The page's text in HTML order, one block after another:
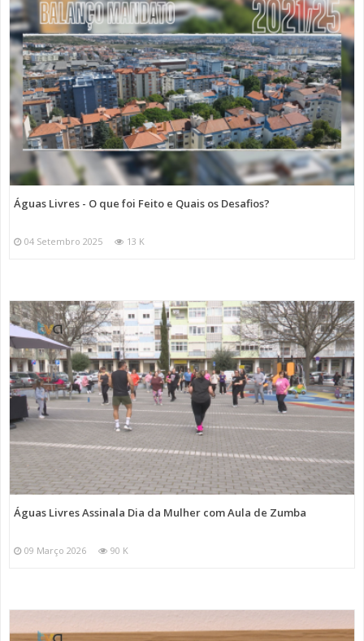
Águas Livres - O que foi Feito e Quais os Desafios?
04 Setembro 2025 13 K
Águas Livres Assinala Dia da Mulher com Aula de Zumba
09 Março 2026 90 K